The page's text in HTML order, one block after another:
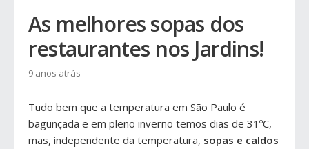
As melhores sopas dos
restaurantes nos Jardins!
9 anos atrás
Tudo bem que a temperatura em São Paulo é
bagunçada e em pleno inverno temos dias de 31ºC,
mas, independente da temperatura, sopas e caldos